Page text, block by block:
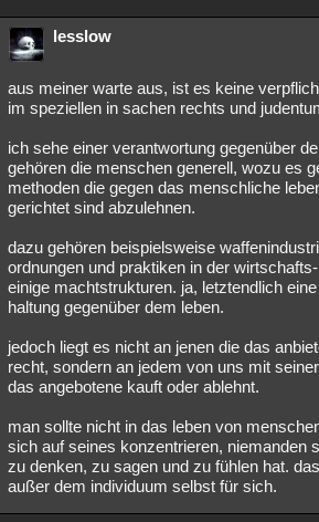
lesslow
aus meiner warte aus, ist es keine
im speziellen in sachen rechts und
ich sehe einer verantwortung gegenüber
gehören die menschen generell, wozu es
methoden die gegen das menschliche
gerichtet sind abzulehnen.
dazu gehören beispielsweise
ordnungen und praktiken in der
einige machtstrukturen. ja, letztendlich
haltung gegenüber dem leben.
jedoch liegt es nicht an jenen die das
recht, sondern an jedem von uns mit
das angebotene kauft oder ablehnt.
man sollte nicht in das leben von
sich auf seines konzentrieren, niemanden
zu denken, zu sagen und zu fühlen hat.
außer dem individuum selbst für sich.